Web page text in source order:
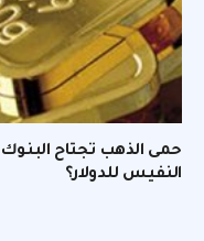
حمى الذهب تجتاح البنوك
النفيس للدولار؟